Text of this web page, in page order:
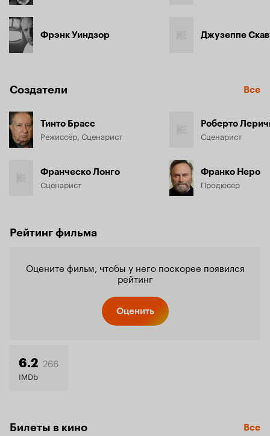
Фрэнк Уиндзор Джузеппе
Создатели Все
Тинто Брасс
Режиссёр, Сценарист
Франческо Лонго
Сценарист
Роберто
Сценарист
Франко Неро
Продюсер
Рейтинг фильма
Оцените фильм, чтобы у него поскорее появился
рейтинг
Оценить
6.2 266
IMDb
Билеты в кино Все